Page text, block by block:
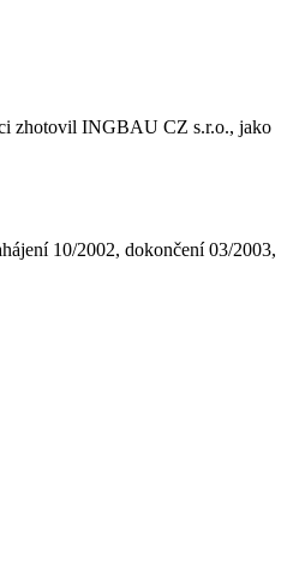
zhotovil INGBAU CZ s.r.o., jako
10/2002, dokončení 03/2003,